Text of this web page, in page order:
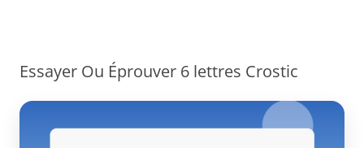
Essayer Ou Éprouver 6 lettres Crostic